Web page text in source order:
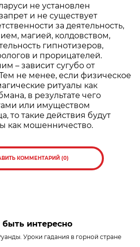
не установлен
и не существует
за деятельность,
магией, колдовством,
гипнотизеров,
и прорицателей.
– зависит сугубо от
не менее, если физическое
ритуалы как
в результате чего
или имуществом
то такие действия будут
как мошенничество.
КОММЕНТАРИЙ (0)
интересно
Уроки гадания в горной стране